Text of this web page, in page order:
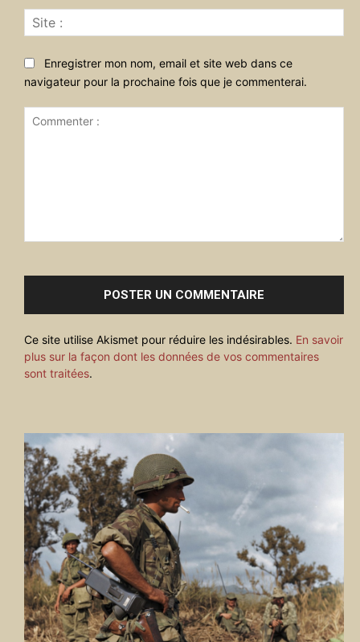
:
Enregistrer mon nom, email et site web dans ce
navigateur pour la prochaine fois que je commenterai.
Ce site utilise Akismet pour réduire les indésirables. En savoir
plus sur la façon dont les données de vos commentaires
sont traitées.